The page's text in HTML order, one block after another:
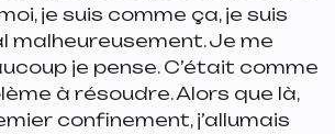
je suis comme ça, je suis
malheureusement. Je me
je pense. C’était comme
à résoudre. Alors que là,
confinement, j’allumais